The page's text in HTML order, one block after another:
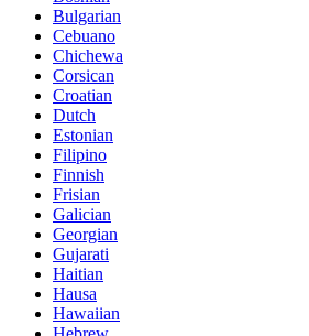
Bulgarian
Cebuano
Chichewa
Corsican
Croatian
Dutch
Estonian
Filipino
Finnish
Frisian
Galician
Georgian
Gujarati
Haitian
Hausa
Hawaiian